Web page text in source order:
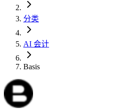
分类
AI 会计
Basis